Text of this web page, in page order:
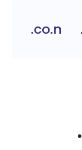
.co.mg